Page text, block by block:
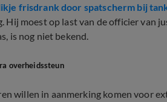
frisdrank door spatscherm bij
Hij moest op last van de officier van
is nog niet bekend.
overheidssteun
willen in aanmerking komen voor